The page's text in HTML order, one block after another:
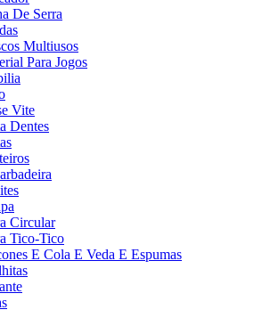
De Serra
Multiusos
Para Jogos
Vite
Dentes
Circular
Tico-Tico
E Cola E Veda E Espumas